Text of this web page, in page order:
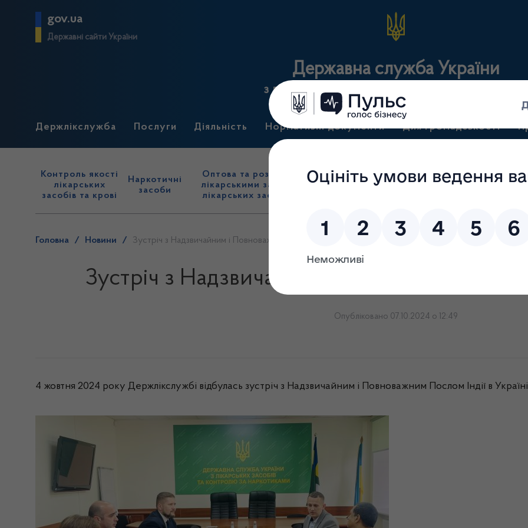
gov.ua
Державні сайти України
Державна служба України
з лікарських засобів та контролю за наркотиками
Держлікслужба Послуги Діяльність Нормативні документи Для громадськості
Контроль якості
лікарських
засобів та крові
Наркотичні
засоби
Оптова та роздрібна торгівля
лікарськими засобами, імпорт
лікарських засобів (крім АФІ)
Державний
нагляд
виробництва
Головна / Новини / Зустріч з Надзвичайним і Повноважним Послом Індії в Україні
Зустріч з Надзвичайним і Повноважним
Опубліковано 07.10.2024 о 12:49
4 жовтня 2024 року Держлікслужбі відбулась зустріч з Надзвичайним і Повноважним Послом Індії в